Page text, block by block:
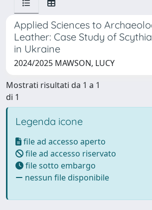
Applied Sciences to
Leather: Case Study of
in Ukraine
2024/2025 MAWSON, LUCY
Mostrati risultati da 1 a 1
di 1
Legenda icone
file ad accesso aperto
file ad accesso riservato
file sotto embargo
nessun file disponibile